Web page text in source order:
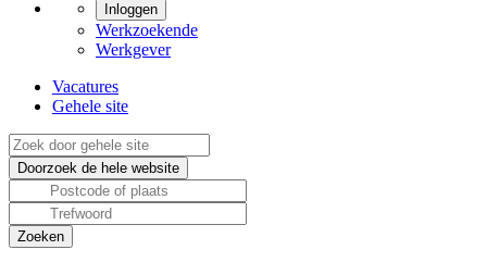
Inloggen
Werkzoekende
Werkgever
Vacatures
Gehele site